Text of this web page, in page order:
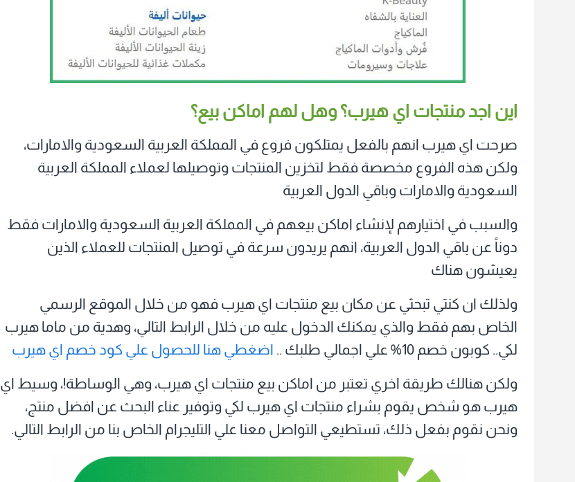
اين اجد منتجات اي هيرب؟ وهل لهم اماكن بيع؟
صرحت اي هيرب انهم بالفعل يمتلكون فروع في المملكة العربية السعودية والامارات،
ولكن هذه الفروع مخصصة فقط لتخزين المنتجات وتوصيلها لعملاء المملكة العربية
السعودية والامارات وباقي الدول العربية
والسبب في اختيارهم لإنشاء اماكن بيعهم في المملكة العربية السعودية والامارات فقط
دوناً عن باقي الدول العربية، انهم يريدون سرعة في توصيل المنتجات للعملاء الذين
يعيشون هناك
ولذلك ان كنتي تبحثي عن مكان بيع منتجات اي هيرب فهو من خلال الموقع الرسمي
الخاص بهم فقط والذي يمكنك الدخول عليه من خلال الرابط التالي، وهدية من ماما هيرب
لكي.. كوبون خصم 10% علي اجمالي طلبك ..
اضغطي هنا للحصول علي كود خصم اي هيرب
ولكن هنالك طريقة اخري تعتبر من اماكن بيع منتجات اي هيرب، وهي الوساطة!، وسيط اي
هيرب هو شخص يقوم بشراء منتجات اي هيرب لكي وتوفير عناء البحث عن افضل منتج،
ونحن نقوم بفعل ذلك، تستطيعي التواصل معنا علي التليجرام الخاص بنا من الرابط التالي.